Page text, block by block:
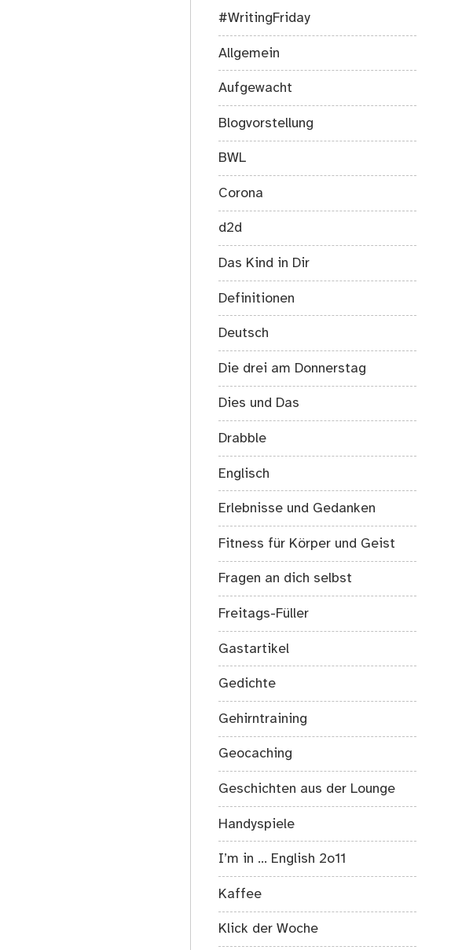
#WritingFriday
Allgemein
Aufgewacht
Blogvorstellung
BWL
Corona
d2d
Das Kind in Dir
Definitionen
Deutsch
Die drei am Donnerstag
Dies und Das
Drabble
Englisch
Erlebnisse und Gedanken
Fitness für Körper und Geist
Fragen an dich selbst
Freitags-Füller
Gastartikel
Gedichte
Gehirntraining
Geocaching
Geschichten aus der Lounge
Handyspiele
I’m in … English 2o11
Kaffee
Klick der Woche